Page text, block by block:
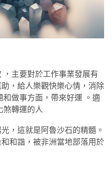
，主要對於工作事業發展有
，給人樂觀快樂心情，消除
和做事方面，帶來好運 。適
煞轉運的人
，這就是阿魯沙石的精髓。
和諧，被非洲當地部落用於